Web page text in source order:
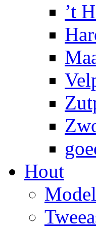
’t
Hout